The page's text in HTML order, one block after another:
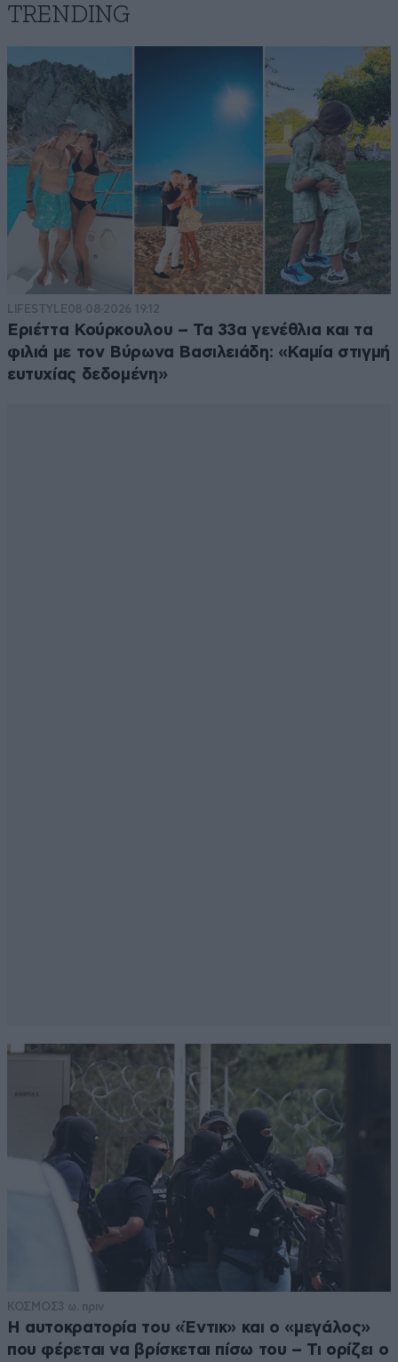
TRENDING
LIFESTYLE08·08·2026 19:12
Εριέττα Κούρκουλου – Τα 33α γενέθλια και τα
φιλιά με τον Βύρωνα Βασιλειάδη: «Καμία στιγμή
ευτυχίας δεδομένη»
ΚΟΣΜΟΣ3 ω. πριν
Η αυτοκρατορία του «Έντικ» και ο «μεγάλος»
που φέρεται να βρίσκεται πίσω του – Τι ορίζει ο